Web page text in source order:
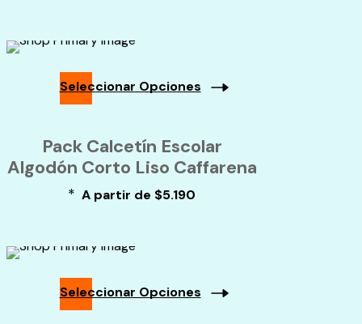
la
producto
Seleccionar Opciones
tiene
múltiples
variantes.
Las
la
Pack Calcetín Escolar
Algodón Corto Liso Caffarena
* A partir de $5.190
Seleccionar Opciones